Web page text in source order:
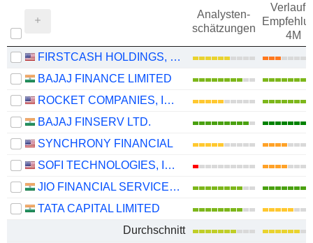
Analysten-
schätzungen
Verlauf
4M
FIRSTCASH HOLDINGS, INC.
BAJAJ FINANCE LIMITED
ROCKET COMPANIES, INC.
BAJAJ FINSERV LTD.
SYNCHRONY FINANCIAL
SOFI TECHNOLOGIES, INC.
JIO FINANCIAL SERVICES LIMITED
TATA CAPITAL LIMITED
Durchschnitt